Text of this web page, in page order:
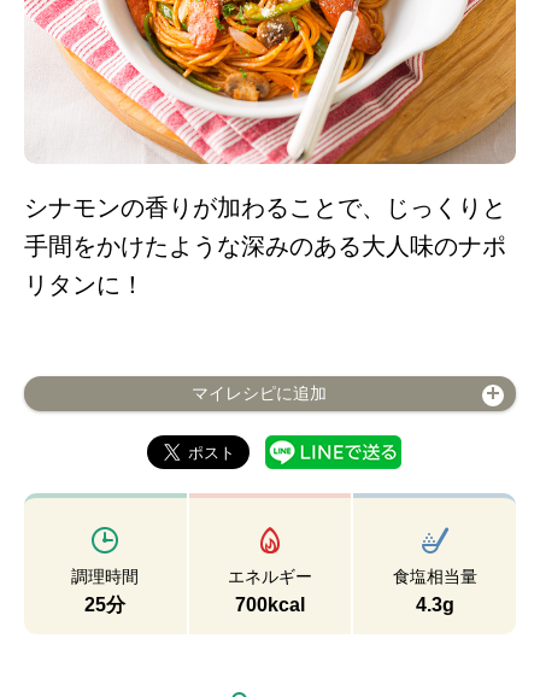
シナモンの香りが加わることで、じっくりと
手間をかけたような深みのある大人味のナポ
リタンに！
マイレシピに追加
調理時間
25分
エネルギー
700kcal
食塩相当量
4.3g